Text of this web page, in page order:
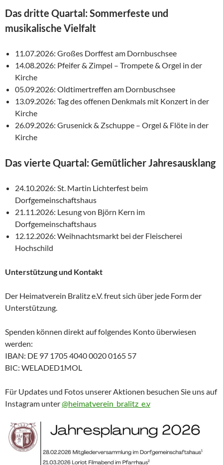
Das dritte Quartal: Sommerfeste und
musikalische Vielfalt
11.07.2026: Großes Dorffest am Dornbuschsee
14.08.2026: Pfeifer & Zimpel – Trompete & Orgel in der
Kirche
05.09.2026: Oldtimertreffen am Dornbuschsee
13.09.2026: Tag des offenen Denkmals mit Konzert in der
Kirche
26.09.2026: Grusenick & Zschuppe – Orgel & Flöte in der
Kirche
Das vierte Quartal: Gemütlicher Jahresausklang
24.10.2026: St. Martin Lichterfest beim
Dorfgemeinschaftshaus
21.11.2026: Lesung von Björn Kern im
Dorfgemeinschaftshaus
12.12.2026: Weihnachtsmarkt bei der Fleischerei
Hochschild
Unterstützung und Kontakt
Der Heimatverein Bralitz e.V. freut sich über jede Form der
Unterstützung.
Spenden können direkt auf folgendes Konto überwiesen
werden:
IBAN: DE 97 1705 4040 0020 0165 57
BIC: WELADED1MOL
Für Updates und Fotos unserer Aktionen besuchen Sie uns auf
Instagram unter@heimatverein_bralitz_e.v